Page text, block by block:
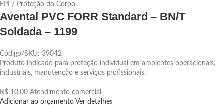
EPI / Proteção do Corpo
Avental PVC FORR Standard – BN/T
Soldada – 1199
Código/SKU: 39042
Produto indicado para proteção individual em ambientes operacionais,
industriais, manutenção e serviços profissionais.
R$ 10,00 Atendimento comercial
Adicionar ao orçamento Ver detalhes